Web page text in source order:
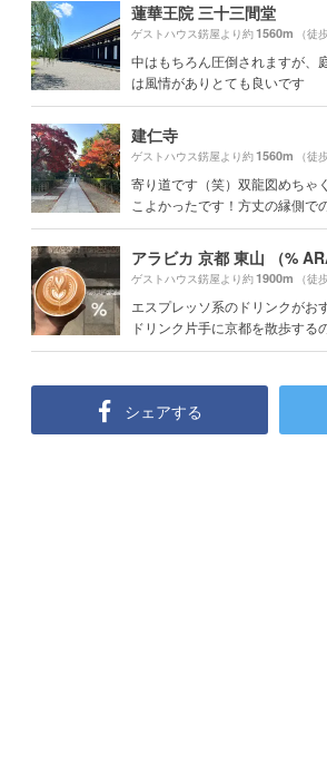
蓮華王院 三十三間堂
ゲストハウス錺屋より約1560m （徒
中はもちろん圧倒されますが、
は風情がありとても良いです
建仁寺
ゲストハウス錺屋より約1560m （徒
寄り道です（笑）双龍図めちゃ
こよかったです！方丈の縁側で
ゲストハウス錺屋より約1900m （徒
エスプレッソ系のドリンクがお
ドリンク片手に京都を散歩す
シェアする